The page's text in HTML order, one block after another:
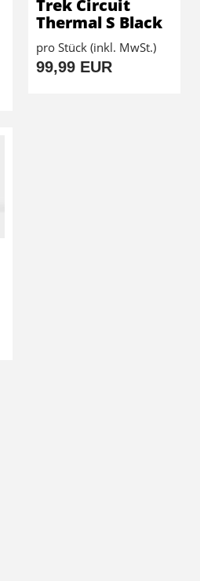
Trek Circuit
Thermal S Black
pro Stück (inkl. MwSt.)
99,99 EUR